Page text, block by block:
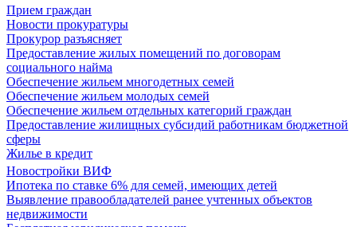
Прием граждан
Новости прокуратуры
Прокурор разъясняет
Предоставление жилых помещений по договорам
социального найма
Обеспечение жильем многодетных семей
Обеспечение жильем молодых семей
Обеспечение жильем отдельных категорий граждан
Предоставление жилищных субсидий работникам бюджетной
сферы
Жилье в кредит
Новостройки ВИФ
Ипотека по ставке 6% для семей, имеющих детей
Выявление правообладателей ранее учтенных объектов
недвижимости